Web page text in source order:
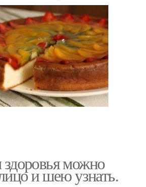
можно
и шею узнать.